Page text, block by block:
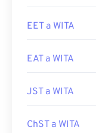
EET a WITA
EAT a WITA
JST a WITA
ChST a WITA